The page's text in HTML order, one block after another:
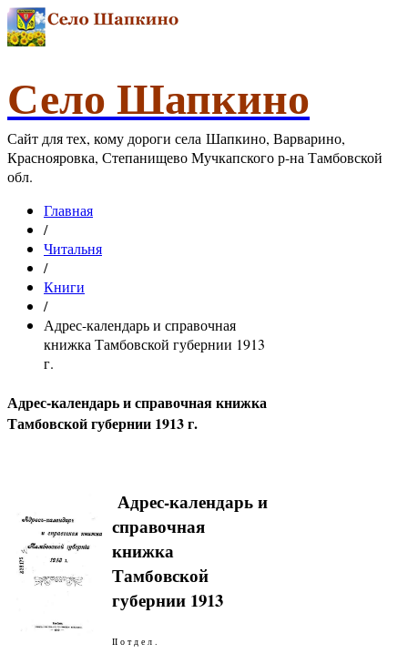
Село Шапкино
Сайт для тех, кому дороги села Шапкино, Варварино,
Краснояровка, Степанищево Мучкапского р-на Тамбовской
обл.
Главная
/
Читальня
/
Книги
/
Адрес-календарь и справочная
книжка Тамбовской губернии 1913
г.
Адрес-календарь и справочная книжка
Тамбовской губернии 1913 г.
Адрес-календарь и
справочная
книжка
Тамбовской
губернии 1913
II о т д е л .